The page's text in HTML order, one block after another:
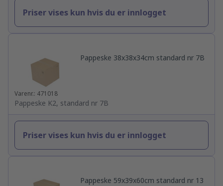
Priser vises kun hvis du er innlogget
Pappeske 38x38x34cm standard nr 7B
Varenr.: 471018
Pappeske K2, standard nr 7B
Priser vises kun hvis du er innlogget
Pappeske 59x39x60cm standard nr 13